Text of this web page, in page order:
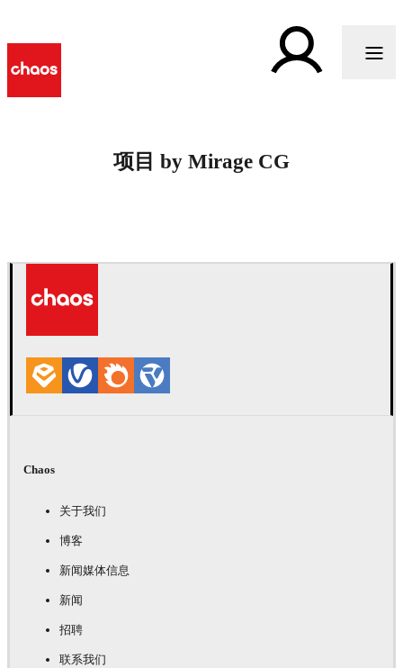
项目 by Mirage CG
Chaos
关于我们
博客
新闻媒体信息
新闻
招聘
联系我们